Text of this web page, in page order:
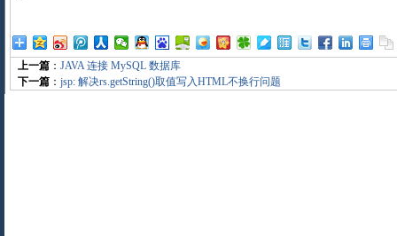
上一篇 ： JAVA 连接 MySQL 数据库
下一篇 ： jsp: 解决rs.getString()取值写入HTML不换行问题